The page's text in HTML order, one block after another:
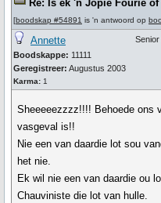
Re: Is ek 'n Jopie Fourie
[boodskap #54891 is 'n antwoord op
Annette
Boodskappe: 11111
Geregistreer: Augustus 2003
Karma: 1
Senior
Sheeeeezzzz!!!! Behoede ons
vasgeval is!!
Nie een van daardie lot sou
het nie.
Ek wil nie een van daardie ou
Chauviniste die lot van hulle.